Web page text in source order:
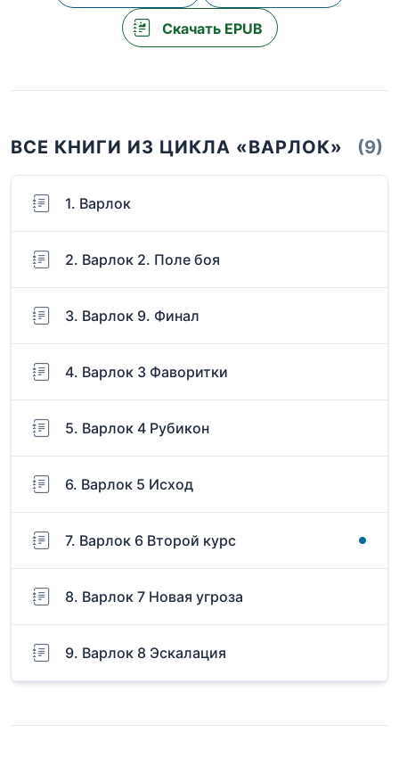
Скачать EPUB
ВСЕ КНИГИ ИЗ ЦИКЛА «ВАРЛОК» (9)
1. Варлок
2. Варлок 2. Поле боя
3. Варлок 9. Финал
4. Варлок 3 Фаворитки
5. Варлок 4 Рубикон
6. Варлок 5 Исход
7. Варлок 6 Второй курс
8. Варлок 7 Новая угроза
9. Варлок 8 Эскалация